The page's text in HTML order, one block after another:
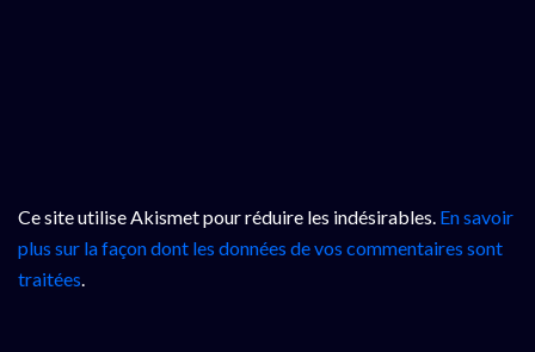
Ce site utilise Akismet pour réduire les indésirables. En savoir
plus sur la façon dont les données de vos commentaires sont
traitées.